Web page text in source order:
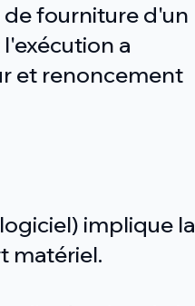
fourniture d'un
a
et renoncement
implique la
matériel.